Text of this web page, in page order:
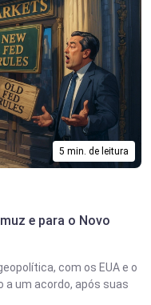
5 min. de leitura
e para o Novo
com os EUA e o
a um acordo, após suas